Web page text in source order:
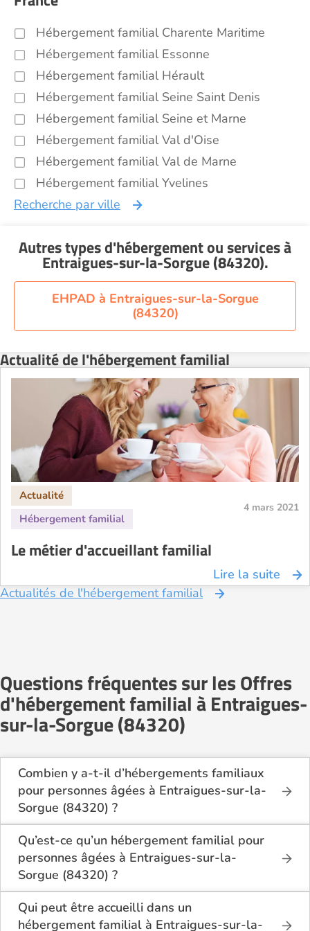
Hébergement familial Charente Maritime
Hébergement familial Essonne
Hébergement familial Hérault
Hébergement familial Seine Saint Denis
Hébergement familial Seine et Marne
Hébergement familial Val d'Oise
Hébergement familial Val de Marne
Hébergement familial Yvelines
Recherche par ville
Autres types d'hébergement ou servicesà
Entraigues-sur-la-Sorgue (84320).
EHPAD à Entraigues-sur-la-Sorgue
(84320)
Actualité de l'hébergement familial
4 mars 2021
Le métier d'accueillant familial
Lire la suite
Actualités de l'hébergement familial
Questions fréquentes sur les Offres
d'hébergement familial à Entraigues-
sur-la-Sorgue (84320)
Combien y a-t-il d’hébergements familiaux
pour personnes âgées à Entraigues-sur-la-
Sorgue (84320) ?
Sur Logement-seniors.com, on recense actuellement
1 hébergements familiaux pour personnes âgées à
Entraigues-sur-la-Sorgue (84320) en 2026.
Ces structures offrent un cadre de vie chaleureux et
sécurisant, idéal pour les seniors souhaitant vivre
dans un environnement plus intime que celui d’un
établissement collectif.
Qu’est-ce qu’un hébergement familial pour
personnes âgées à Entraigues-sur-la-
Sorgue (84320) ?
L’hébergement familial permet à une personne âgée
d’être accueillie au domicile d’un accueillant familial
agréé par le département.
Qui peut être accueilli dans un
hébergement familial à Entraigues-sur-la-